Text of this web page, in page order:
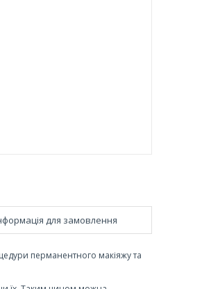
для замовлення
перманентного макіяжу та